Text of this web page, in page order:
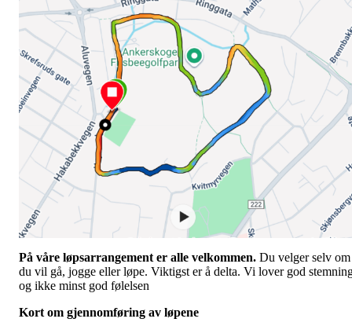
På våre løpsarrangement er alle velkommen. Du velger selv om
du vil gå, jogge eller løpe. Viktigst er å delta. Vi lover god
og ikke minst god følelsen
Kort om gjennomføring av løpene